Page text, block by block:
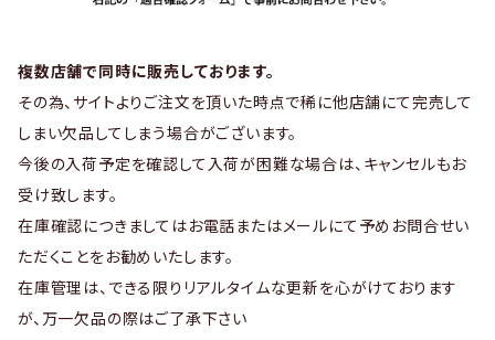
複数店舗で同時に販売しております。
その為、サイトよりご注文を頂いた時点で稀に他店舗にて完売して
しまい欠品してしまう場合がございます。
今後の入荷予定を確認して入荷が困難な場合は、キャンセルもお
受け致します。
在庫確認につきましてはお電話またはメールにて予めお問合せい
ただくことをお勧めいたします。
在庫管理は、できる限りリアルタイムな更新を心がけております
が、万一欠品の際はご了承下さい